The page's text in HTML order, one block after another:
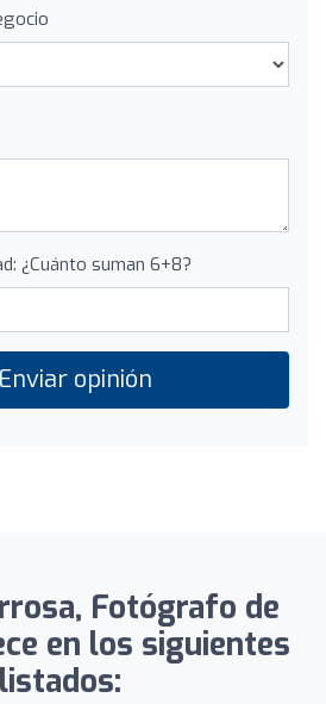
¿Cuánto suman 6+8?
opinión
Fotógrafo de
en los siguientes
listados: